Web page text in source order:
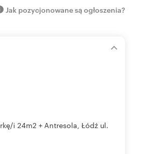
Jak pozycjonowane są ogłoszenia?
i 24m2 + Antresola, Łódź ul.